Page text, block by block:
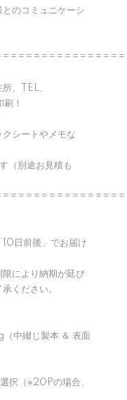
のコミュニケーシ
、TEL、
！
クシートやメモな
（別途お見積も
日前後」でお届け
により納期が延び
ください。
中綴じ製本 ＆ 表面
択（※20Pの場合、